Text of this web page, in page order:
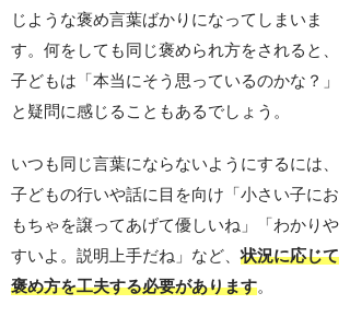
じような褒め言葉ばかりになってしまいま
す。何をしても同じ褒められ方をされると、
子どもは「本当にそう思っているのかな？」
と疑問に感じることもあるでしょう。
いつも同じ言葉にならないようにするには、
子どもの行いや話に目を向け「小さい子にお
もちゃを譲ってあげて優しいね」「わかりや
すいよ。説明上手だね」など、状況に応じて
褒め方を工夫する必要があります。